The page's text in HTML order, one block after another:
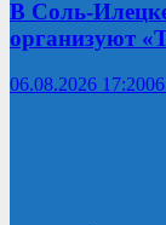
В Соль-
организуют
06.08.2026 17:20